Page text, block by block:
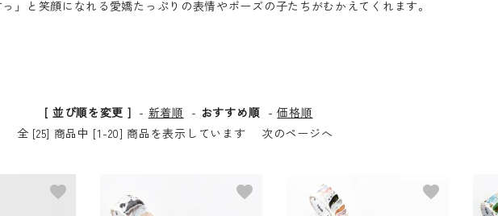
」と笑顔になれる愛嬌たっぷりの表情やポーズの子たちがむかえてくれます。
[ 並び順を変更 ] - 新着順 - おすすめ順 -価格順
全 [25] 商品中 [1-20] 商品を表示しています
次のページへ
favorite favorite favorite